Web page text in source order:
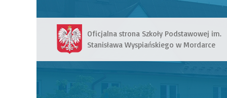
Oficjalna strona Szkoły Podstawowej im.
Stanisława Wyspiańskiego w Mordarce